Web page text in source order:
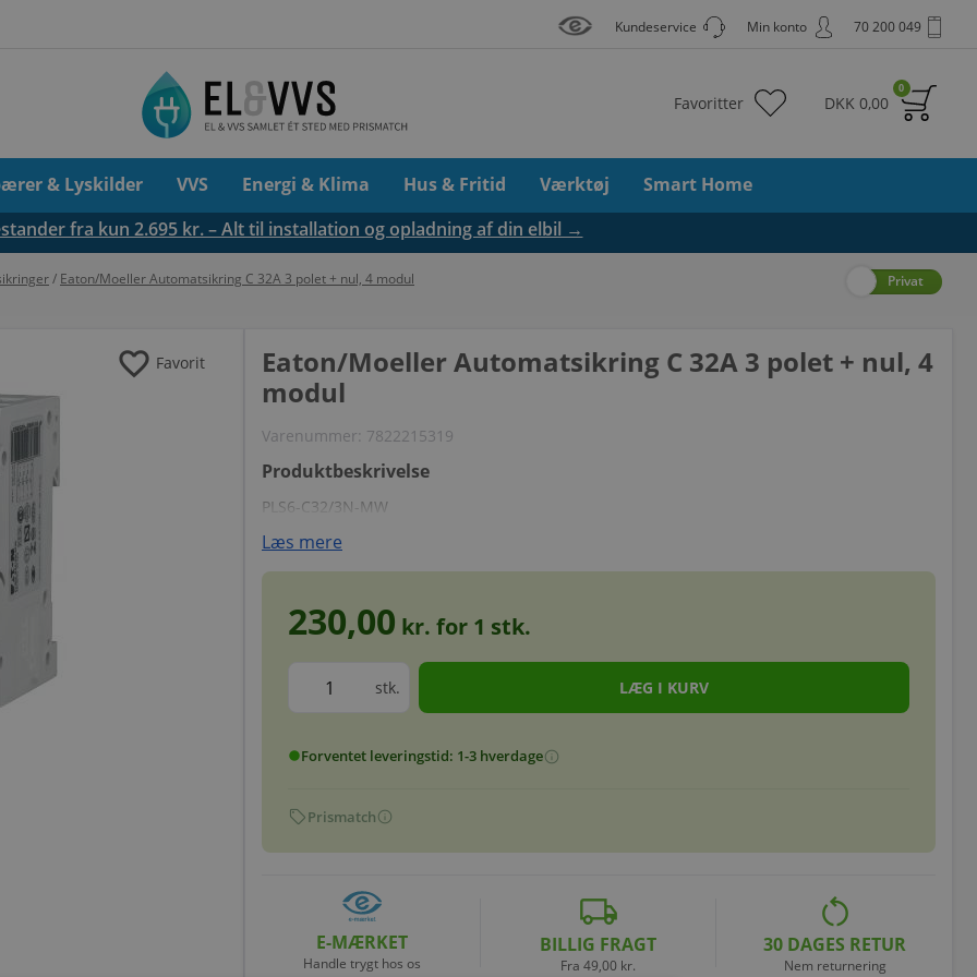
70 200 049
Min konto
Kundeservice
0
DKK 0,00
Favoritter
& Lyskilder VVS Energi & Klima Hus & Fritid Værktøj
Smart Home
fra kun 2.695 kr. – Alt til installation og opladning af din elbil →
/ Eaton/Moeller Automatsikring C 32A 3 polet + nul, 4 modul Privat
favorite Favorit
Eaton/Moeller Automatsikring C 32A 3 polet + nul, 4
modul
Varenummer: 7822215319
Produktbeskrivelse
PLS6-C32/3N-MW
Læs mere
230,00 kr. for 1 stk.
stk.
circleForventet leveringstid: 1-3 hverdageinfo
sellPrismatchinfo
E-MÆRKET
Handle trygt hos os
local_shipping
BILLIG FRAGT
Fra 49,00 kr.
restart_alt
30 DAGES RETUR
Nem returnering